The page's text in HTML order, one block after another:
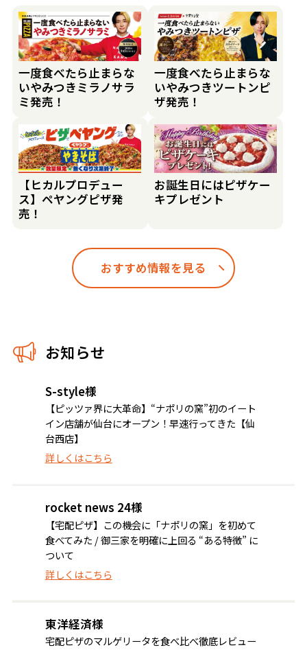
一度食べたら止まらな
いやみつきミラノサラ
ミ発売！
一度食べたら止まらな
いやみつきツートンピ
ザ発売！
【ヒカルプロデュー
ス】ペヤングピザ発
売！
お誕生日にはピザケー
キプレゼント
おすすめ情報を見る
お知らせ
S-style様
【ピッツァ界に大革命】“ナポリの窯”初のイート
イン店舗が仙台にオープン！早速行ってきた【仙
台西店】
詳しくはこちら
rocket news 24様
【宅配ピザ】この機会に「ナポリの窯」を初めて
食べてみた / 御三家を明確に上回る “ある特徴” に
ついて
詳しくはこちら
東洋経済様
宅配ピザのマルゲリータを食べ比べ徹底レビュー